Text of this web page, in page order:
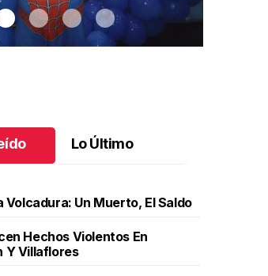
años .Santiago cumplió 3 años
Lo Último
Volcadura: Un Muerto, El Saldo
Hechos Violentos En
Y Villaflores